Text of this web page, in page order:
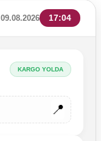
09.08.2026 17:04
KARGO YOLDA
📍